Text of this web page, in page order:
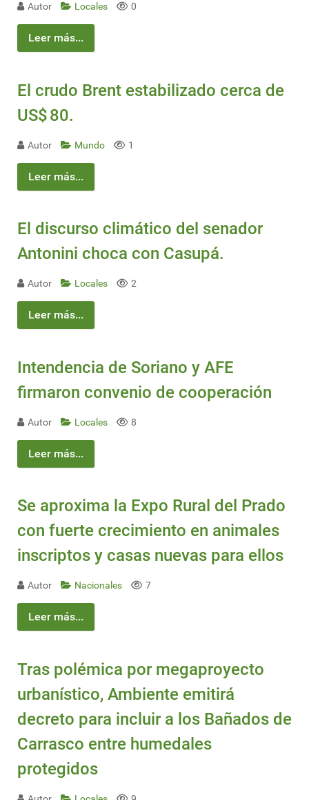
Autor Locales 0
Leer más...
El crudo Brent estabilizado cerca de
US$ 80.
Autor Mundo 1
Leer más...
El discurso climático del senador
Antonini choca con Casupá.
Autor Locales 2
Leer más...
Intendencia de Soriano y AFE
firmaron convenio de cooperación
Autor Locales 8
Leer más...
Se aproxima la Expo Rural del Prado
con fuerte crecimiento en animales
inscriptos y casas nuevas para ellos
Autor Nacionales 7
Leer más...
Tras polémica por megaproyecto
urbanístico, Ambiente emitirá
decreto para incluir a los Bañados de
Carrasco entre humedales
protegidos